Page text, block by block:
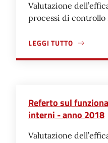
Valutazione
processi di
LEGGI TUTTO
A PROPOSITO DI
Referto sul
interni - anno 2018
Valutazione